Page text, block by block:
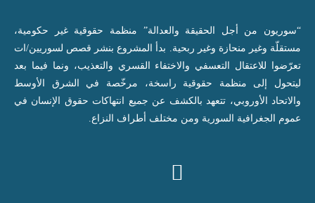
“سوريون من أجل الحقيقة والعدالة” منظمة حقوقية غير حكومية،
مستقلّة وغير منحازة وغير ربحية. بدأ المشروع بنشر قصص لسوريين/ات
تعرّضوا للاعتقال التعسفي والاختفاء القسري والتعذيب، ونما فيما بعد
ليتحول إلى منظمة حقوقية راسخة، مرخّصة في الشرق الأوسط
والاتحاد الأوروبي، تتعهد بالكشف عن جميع انتهاكات حقوق الإنسان في
عموم الجغرافية السورية ومن مختلف أطراف النزاع.